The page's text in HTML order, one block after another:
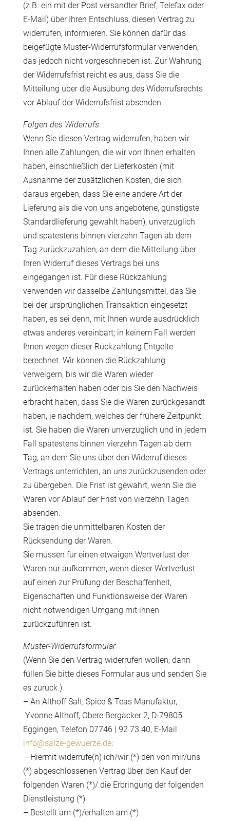
(z.B. ein mit der Post versandter Brief, Telefax oder
E-Mail) über Ihren Entschluss, diesen Vertrag zu
widerrufen, informieren. Sie können dafür das
beigefügte Muster-Widerrufsformular verwenden,
das jedoch nicht vorgeschrieben ist. Zur Wahrung
der Widerrufsfrist reicht es aus, dass Sie die
Mitteilung über die Ausübung des Widerrufsrechts
vor Ablauf der Widerrufsfrist absenden.
Folgen des Widerrufs
Wenn Sie diesen Vertrag widerrufen, haben wir
Ihnen alle Zahlungen, die wir von Ihnen erhalten
haben, einschließlich der Lieferkosten (mit
Ausnahme der zusätzlichen Kosten, die sich
daraus ergeben, dass Sie eine andere Art der
Lieferung als die von uns angebotene, günstigste
Standardlieferung gewählt haben), unverzüglich
und spätestens binnen vierzehn Tagen ab dem
Tag zurückzuzahlen, an dem die Mitteilung über
Ihren Widerruf dieses Vertrags bei uns
eingegangen ist. Für diese Rückzahlung
verwenden wir dasselbe Zahlungsmittel, das Sie
bei der ursprünglichen Transaktion eingesetzt
haben, es sei denn, mit Ihnen wurde ausdrücklich
etwas anderes vereinbart; in keinem Fall werden
Ihnen wegen dieser Rückzahlung Entgelte
berechnet. Wir können die Rückzahlung
verweigern, bis wir die Waren wieder
zurückerhalten haben oder bis Sie den Nachweis
erbracht haben, dass Sie die Waren zurückgesandt
haben, je nachdem, welches der frühere Zeitpunkt
ist. Sie haben die Waren unverzüglich und in jedem
Fall spätestens binnen vierzehn Tagen ab dem
Tag, an dem Sie uns über den Widerruf dieses
Vertrags unterrichten, an uns zurückzusenden oder
zu übergeben. Die Frist ist gewahrt, wenn Sie die
Waren vor Ablauf der Frist von vierzehn Tagen
absenden.
Sie tragen die unmittelbaren Kosten der
Rücksendung der Waren.
Sie müssen für einen etwaigen Wertverlust der
Waren nur aufkommen, wenn dieser Wertverlust
auf einen zur Prüfung der Beschaffenheit,
Eigenschaften und Funktionsweise der Waren
nicht notwendigen Umgang mit ihnen
zurückzuführen ist.
Muster-Widerrufsformular
(Wenn Sie den Vertrag widerrufen wollen, dann
füllen Sie bitte dieses Formular aus und senden Sie
es zurück.)
– An Althoff Salt, Spice & Teas Manufaktur,
Yvonne Althoff, Obere Bergäcker 2, D-79805
Eggingen, Telefon 07746 | 92 73 40, E-Mail
info@salze-gewuerze.de:
– Hiermit widerrufe(n) ich/wir (*) den von mir/uns
(*) abgeschlossenen Vertrag über den Kauf der
folgenden Waren (*)/ die Erbringung der folgenden
Dienstleistung (*)
– Bestellt am (*)/erhalten am (*)